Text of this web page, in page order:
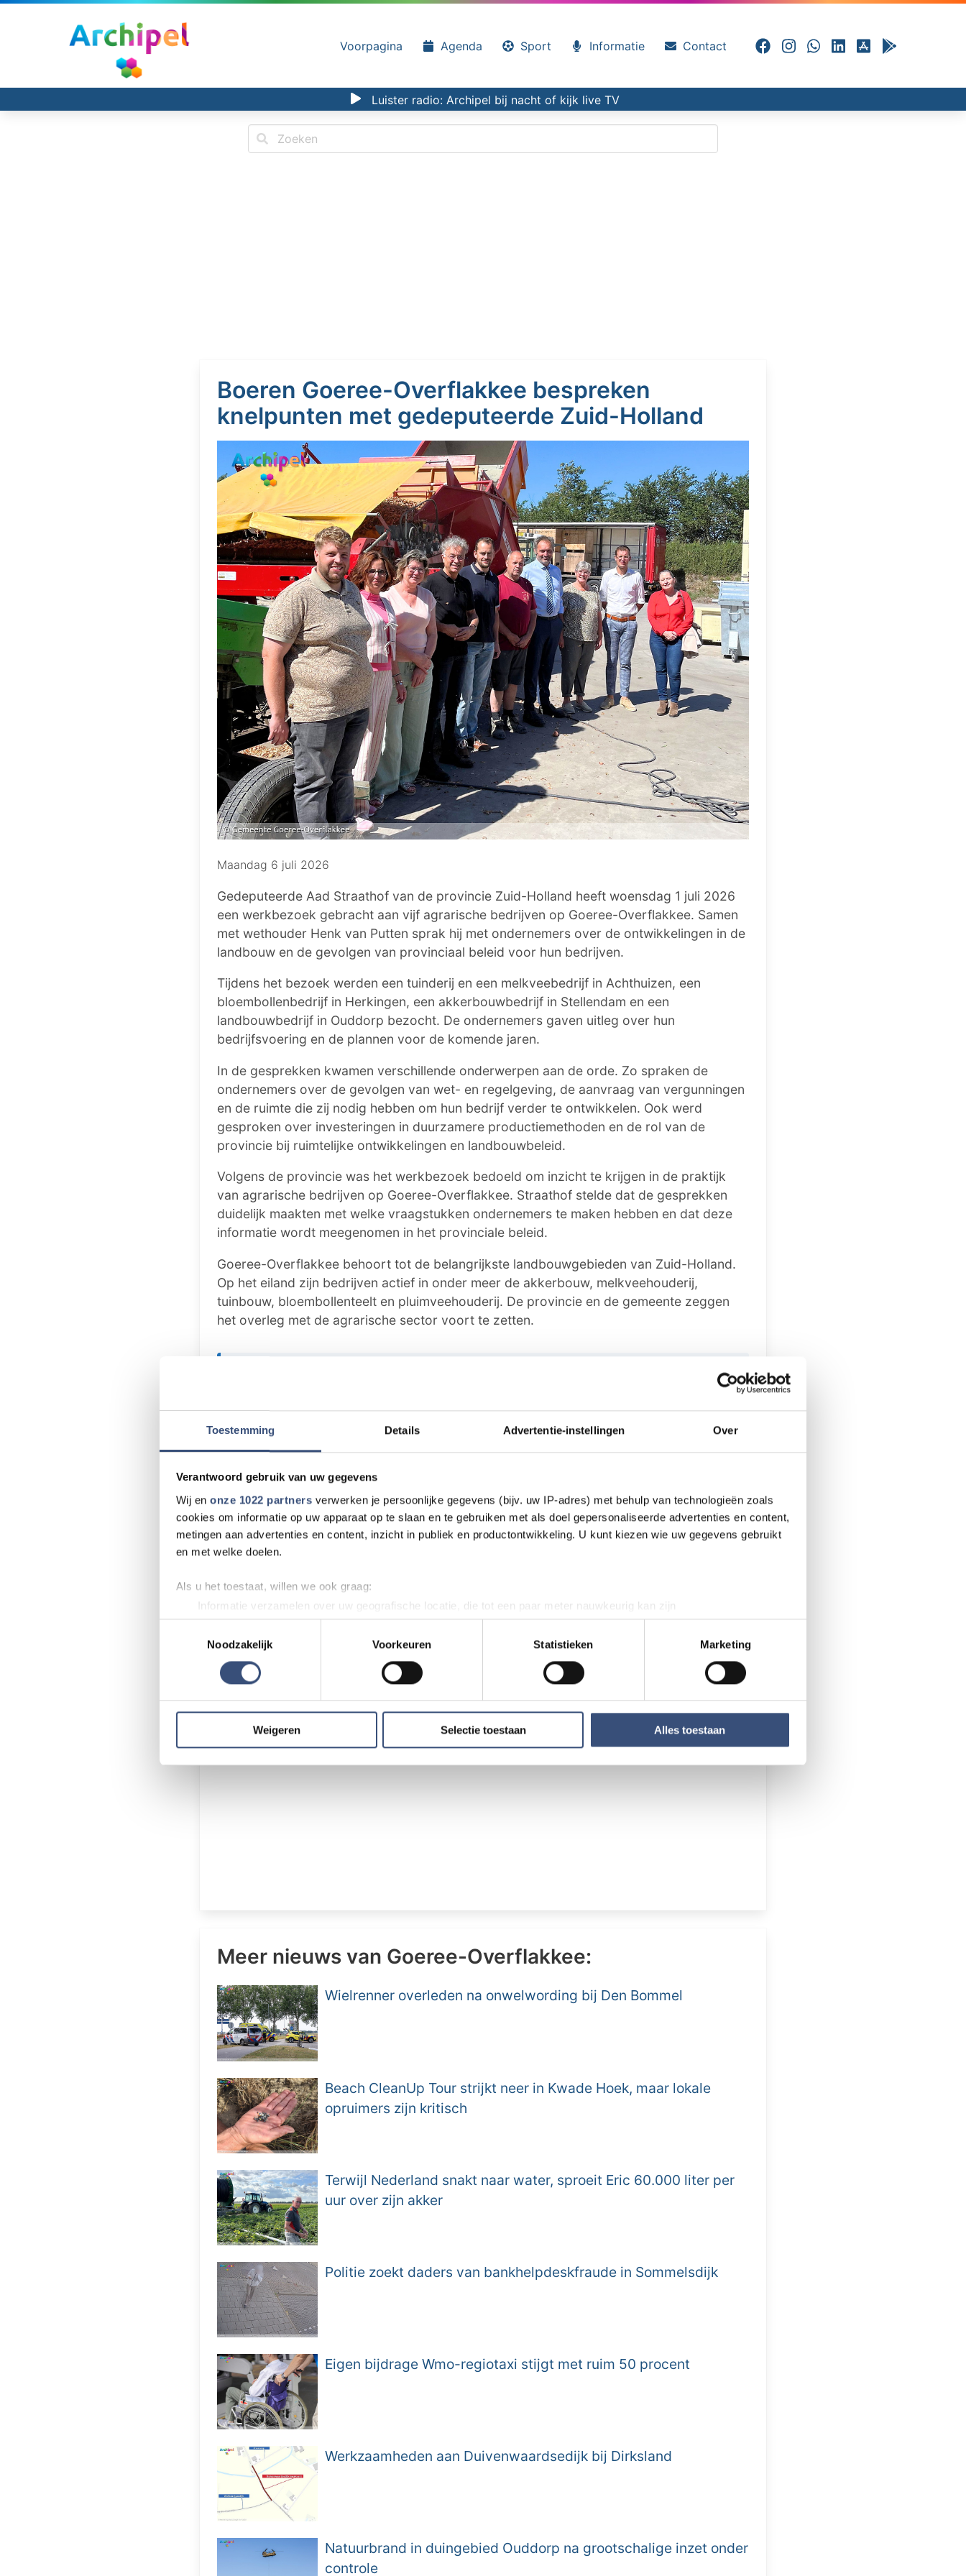
Toestemming Details Advertentie-instellingen Over
Verantwoord gebruik van uw gegevens
Wij en onze 1022 partners verwerken je persoonlijke gegevens (bijv. uw IP-adres) met behulp van technologieën zoals
cookies om informatie op uw apparaat op te slaan en te gebruiken met als doel gepersonaliseerde advertenties en content,
metingen aan advertenties en content, inzicht in publiek en productontwikkeling. U kunt kiezen wie uw gegevens gebruikt
en met welke doelen.
Als u het toestaat, willen we ook graag:
Informatie verzamelen over uw geografische locatie, die tot een paar meter nauwkeurig kan zijn
Uw apparaat identificeren door het actief te scannen op specifieke eigenschappen (fingerprinting)
Lees meer over hoe uw persoonlijke gegevens worden verwerkt en stel uw voorkeuren in het
detailgedeeltein. U kunt uw
toestemming op elk moment wijzigen of intrekken in de Cookieverklaring.
websiteverkeer te analyseren. Ook delen we informatie over uw gebruik van onze site met onze partners voor social
media, adverteren en analyse. Deze partners kunnen deze gegevens combineren met andere informatie die u aan ze heeft
verstrekt of die ze hebben verzameld op basis van uw gebruik van hun services.
Noodzakelijk
Voorkeuren Statistieken Marketing
Weigeren Selectie toestaan Alles toestaan
Voorpagina Agenda Sport Informatie Contact
Luister radio: Archipel bij nacht of kijk live TV
Boeren Goeree-Overflakkee bespreken
knelpunten met gedeputeerde Zuid-Holland
Maandag 6 juli 2026
Gedeputeerde Aad Straathof van de provincie Zuid-Holland heeft woensdag 1 juli 2026
een werkbezoek gebracht aan vijf agrarische bedrijven op Goeree-Overflakkee. Samen
met wethouder Henk van Putten sprak hij met ondernemers over de ontwikkelingen in de
landbouw en de gevolgen van provinciaal beleid voor hun bedrijven.
Tijdens het bezoek werden een tuinderij en een melkveebedrijf in Achthuizen, een
bloembollenbedrijf in Herkingen, een akkerbouwbedrijf in Stellendam en een
landbouwbedrijf in Ouddorp bezocht. De ondernemers gaven uitleg over hun
bedrijfsvoering en de plannen voor de komende jaren.
In de gesprekken kwamen verschillende onderwerpen aan de orde. Zo spraken de
ondernemers over de gevolgen van wet- en regelgeving, de aanvraag van vergunningen
en de ruimte die zij nodig hebben om hun bedrijf verder te ontwikkelen. Ook werd
gesproken over investeringen in duurzamere productiemethoden en de rol van de
provincie bij ruimtelijke ontwikkelingen en landbouwbeleid.
Volgens de provincie was het werkbezoek bedoeld om inzicht te krijgen in de praktijk
van agrarische bedrijven op Goeree-Overflakkee. Straathof stelde dat de gesprekken
duidelijk maakten met welke vraagstukken ondernemers te maken hebben en dat deze
informatie wordt meegenomen in het provinciale beleid.
Goeree-Overflakkee behoort tot de belangrijkste landbouwgebieden van Zuid-Holland.
Op het eiland zijn bedrijven actief in onder meer de akkerbouw, melkveehouderij,
tuinbouw, bloembollenteelt en pluimveehouderij. De provincie en de gemeente zeggen
het overleg met de agrarische sector voort te zetten.
weten!
📧 Mail naarredactie@omroeparchipel.nl
💬 Stuur een WhatsAppje naar
0187-609512
Zie je een fout in dit artikel, werkt iets niet goed of kom je een advertentie tegen die niet
Door Internetredactie Omroep Archipel
Meer nieuws van Goeree-Overflakkee:
Wielrenner overleden na onwelwording bij Den Bommel
Beach CleanUp Tour strijkt neer in Kwade Hoek, maar lokale
opruimers zijn kritisch
Terwijl Nederland snakt naar water, sproeit Eric 60.000 liter per
uur over zijn akker
Politie zoekt daders van bankhelpdeskfraude in Sommelsdijk
Eigen bijdrage Wmo-regiotaxi stijgt met ruim 50 procent
Werkzaamheden aan Duivenwaardsedijk bij Dirksland
Natuurbrand in duingebied Ouddorp na grootschalige inzet onder
controle